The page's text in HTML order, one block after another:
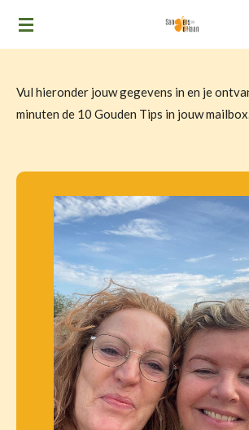
Ga
Vul hieronder jouw gegevens in en je
minuten de 10 Gouden Tips in jouw